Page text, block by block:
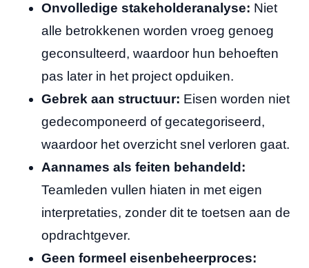
Onvolledige stakeholderanalyse: Niet
alle betrokkenen worden vroeg genoeg
geconsulteerd, waardoor hun behoeften
pas later in het project opduiken.
Gebrek aan structuur: Eisen worden niet
gedecomponeerd of gecategoriseerd,
waardoor het overzicht snel verloren gaat.
Aannames als feiten behandeld:
Teamleden vullen hiaten in met eigen
interpretaties, zonder dit te toetsen aan de
opdrachtgever.
Geen formeel eisenbeheerproces: